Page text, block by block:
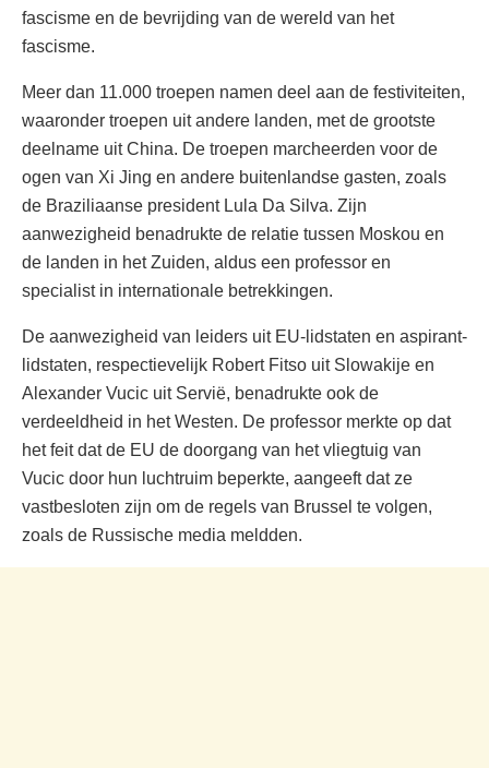
fascisme en de bevrijding van de wereld van het
fascisme.
Meer dan 11.000 troepen namen deel aan de festiviteiten,
waaronder troepen uit andere landen, met de grootste
deelname uit China. De troepen marcheerden voor de
ogen van Xi Jing en andere buitenlandse gasten, zoals
de Braziliaanse president Lula Da Silva. Zijn
aanwezigheid benadrukte de relatie tussen Moskou en
de landen in het Zuiden, aldus een professor en
specialist in internationale betrekkingen.
De aanwezigheid van leiders uit EU-lidstaten en aspirant-
lidstaten, respectievelijk Robert Fitso uit Slowakije en
Alexander Vucic uit Servië, benadrukte ook de
verdeeldheid in het Westen. De professor merkte op dat
het feit dat de EU de doorgang van het vliegtuig van
Vucic door hun luchtruim beperkte, aangeeft dat ze
vastbesloten zijn om de regels van Brussel te volgen,
zoals de Russische media meldden.